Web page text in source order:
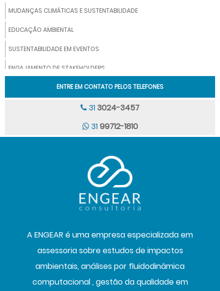
MUDANÇAS CLIMÁTICAS E SUSTENTABILIDADE
EDUCAÇÃO AMBIENTAL
SUSTENTABILIDADE EM EVENTOS
ENGAJAMENTO DE STAKEHOLDERS
ENGEAR LABORATÓRIO
MONITORAMENTOS QUALIDADE DO AR
MONITORAMENTO SISMOGRÁFICO
ANÁLISE DE QUALIDADE DO AR INTERIOR
AVALIAÇÃO TEOR DE FULIGEM EM MOTORES A DIESEL
CONSULTORIA E TREINAMENTOS
MONITORAMENTO
ENTRE EM CONTATO PELOS TELEFONES
313024-3457
3199712-1810
A ENGEAR é uma empresa especializada em
assessoria sobre estudos de impactos
ambientais, análises por fluidodinâmica
computacional , gestão da qualidade em